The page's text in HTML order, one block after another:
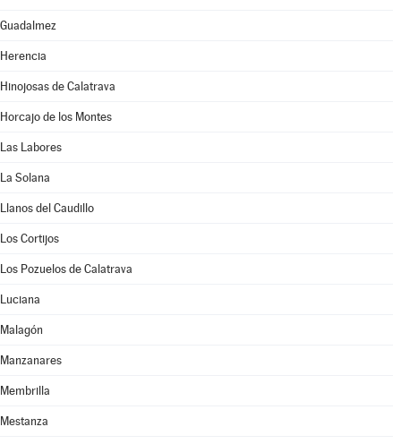
Guadalmez
Herencia
Hinojosas de Calatrava
Horcajo de los Montes
Las Labores
La Solana
Llanos del Caudillo
Los Cortijos
Los Pozuelos de Calatrava
Luciana
Malagón
Manzanares
Membrilla
Mestanza